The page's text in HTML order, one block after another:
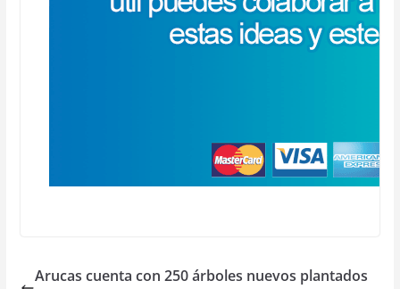
Arucas cuenta con 250 árboles nuevos plantados